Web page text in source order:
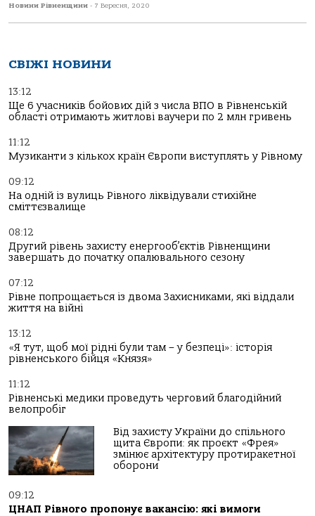
Новини Рівненщини - 7 Вересня, 2020
СВІЖІ НОВИНИ
13:12
Ще 6 учасників бойових дій з числа ВПО в Рівненській
області отримають житлові ваучери по 2 млн гривень
11:12
Музиканти з кількох країн Європи виступлять у Рівному
09:12
На одній із вулиць Рівного ліквідували стихійне
сміттєзвалище
08:12
Другий рівень захисту енергооб’єктів Рівненщини
завершать до початку опалювального сезону
07:12
Рівне попрощається із двома Захисниками, які віддали
життя на війні
13:12
«Я тут, щоб мої рідні були там – у безпеці»: історія
рівненського бійця «Князя»
11:12
Рівненські медики проведуть черговий благодійний
велопробіг
Від захисту України до спільного
щита Європи: як проєкт «Фрея»
змінює архітектуру протиракетної
оборони
09:12
ЦНАП Рівного пропонує вакансію: які вимоги